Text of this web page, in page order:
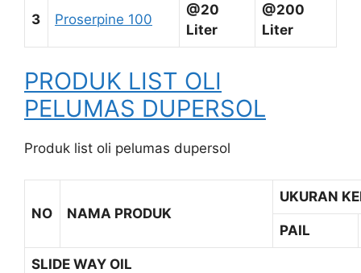
3 Proserpine 100
@20
Liter
@200
Liter
PRODUK LIST OLI
PELUMAS DUPERSOL
Produk list oli pelumas dupersol
NO NAMA PRODUK
UKURAN
PAIL
SLIDE WAY OIL